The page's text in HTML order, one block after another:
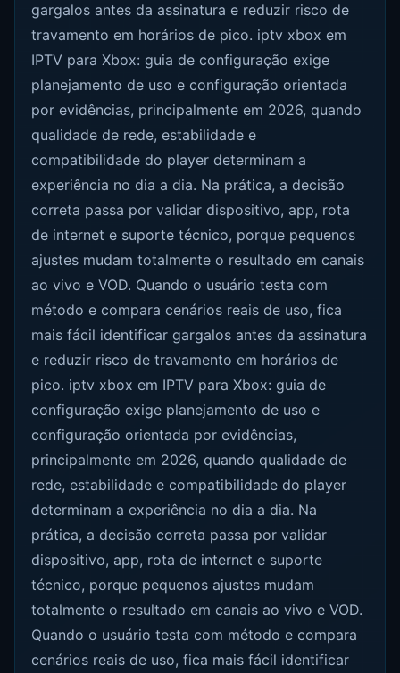
gargalos antes da assinatura e reduzir risco de
travamento em horários de pico. iptv xbox em
IPTV para Xbox: guia de configuração exige
planejamento de uso e configuração orientada
por evidências, principalmente em 2026, quando
qualidade de rede, estabilidade e
compatibilidade do player determinam a
experiência no dia a dia. Na prática, a decisão
correta passa por validar dispositivo, app, rota
de internet e suporte técnico, porque pequenos
ajustes mudam totalmente o resultado em canais
ao vivo e VOD. Quando o usuário testa com
método e compara cenários reais de uso, fica
mais fácil identificar gargalos antes da assinatura
e reduzir risco de travamento em horários de
pico. iptv xbox em IPTV para Xbox: guia de
configuração exige planejamento de uso e
configuração orientada por evidências,
principalmente em 2026, quando qualidade de
rede, estabilidade e compatibilidade do player
determinam a experiência no dia a dia. Na
prática, a decisão correta passa por validar
dispositivo, app, rota de internet e suporte
técnico, porque pequenos ajustes mudam
totalmente o resultado em canais ao vivo e VOD.
Quando o usuário testa com método e compara
cenários reais de uso, fica mais fácil identificar